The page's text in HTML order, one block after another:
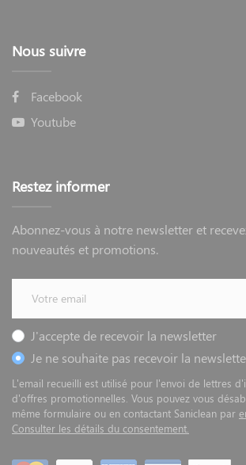
Nous suivre
Facebook
Youtube
Restez informer
Abonnez-vous à notre newsletter et
nouveautés et promotions.
J'accepte de recevoir la newsletter
Je ne souhaite pas recevoir la
L'email recueilli est utilisé pour l'envoi de lettres
d'offres promotionnelles. Vous pouvez vous
même formulaire ou en contactant Saniclean par
Consulter les détails du consentement.